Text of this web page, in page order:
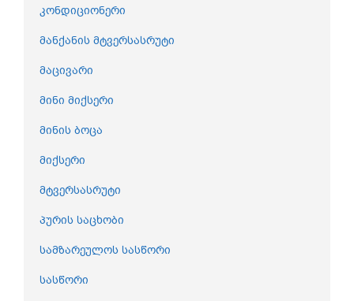
კონდიციონერი
მანქანის მტვერსასრუტი
მაცივარი
მინი მიქსერი
მინის ბოცა
მიქსერი
მტვერსასრუტი
პურის საცხობი
სამზარეულოს სასწორი
სასწორი